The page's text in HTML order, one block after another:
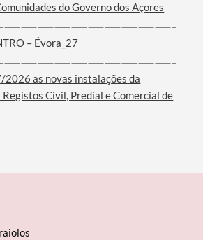
do Governo dos Açores
– Évora_27
as novas instalações da
Civil, Predial e Comercial de